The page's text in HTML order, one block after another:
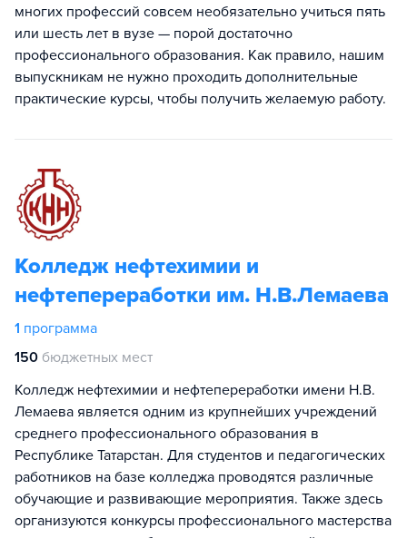
многих профессий совсем необязательно учиться пять
или шесть лет в вузе — порой достаточно
профессионального образования. Как правило, нашим
выпускникам не нужно проходить дополнительные
практические курсы, чтобы получить желаемую работу.
Колледж нефтехимии и
нефтепереработки им. Н.В.Лемаева
1 программа
150 бюджетных мест
Колледж нефтехимии и нефтепереработки имени Н.В.
Лемаева является одним из крупнейших учреждений
среднего профессионального образования в
Республике Татарстан. Для студентов и педагогических
работников на базе колледжа проводятся различные
обучающие и развивающие мероприятия. Также здесь
организуются конкурсы профессионального мастерства